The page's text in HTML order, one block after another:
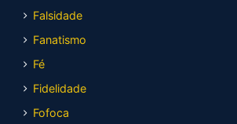
Falsidade
Fanatismo
Fé
Fidelidade
Fofoca